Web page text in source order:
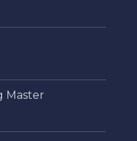
Master